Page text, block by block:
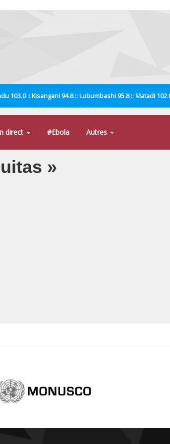
103.0 :: Kisangani 94.8 :: Lubumbashi 95.8 :: Matadi
direct #Ebola Autres
»